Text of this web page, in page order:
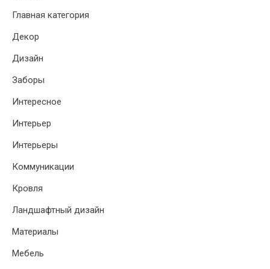
Главная категория
Декор
Дизайн
Заборы
Интересное
Интерьер
Интерьеры
Коммуникации
Кровля
Ландшафтный дизайн
Материалы
Мебель